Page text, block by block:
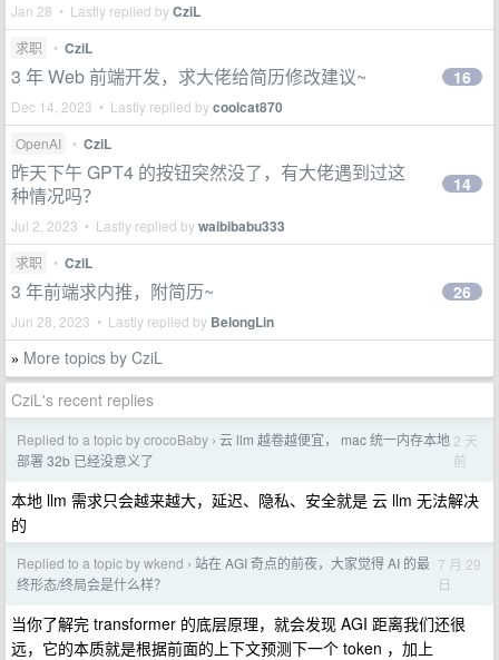
Jan 28 • Lastly replied byCziL
求职 • CziL
3 年 Web 前端开发，求大佬给简历修改建议~
Dec 14, 2023 • Lastly replied bycoolcat870
16
OpenAI • CziL
昨天下午 GPT4 的按钮突然没了，有大佬遇到过这
种情况吗？
Jul 2, 2023 • Lastly replied bywaibibabu333
14
求职 • CziL
3 年前端求内推，附简历~
Jun 28, 2023 • Lastly replied by BelongLin
26
» More topics by CziL
CziL's recent replies
Replied to a topic by crocoBaby › 云 llm 越卷越便宜， mac 统一内存本地
部署 32b 已经没意义了
2 天
前
本地 llm 需求只会越来越大，延迟、隐私、安全就是 云 llm 无法解决
的
Replied to a topic by wkend › 站在 AGI 奇点的前夜，大家觉得 AI 的最
终形态/终局会是什么样？
7 月 29
日
当你了解完 transformer 的底层原理，就会发现 AGI 距离我们还很
远，它的本质就是根据前面的上下文预测下一个 token ，加上